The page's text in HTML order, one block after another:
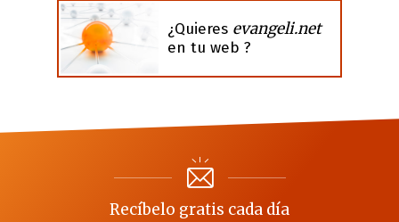
¿Quieres evangeli.net
en tu web ?
Recíbelo gratis cada día